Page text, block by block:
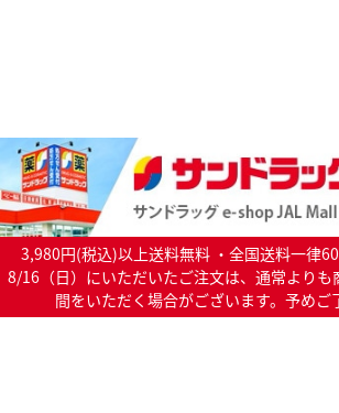
3,980円(税込)以上送料無料 ・全国送料一律
8/16（日）にいただいたご注文は、通常よりも
間をいただく場合がございます。予めご